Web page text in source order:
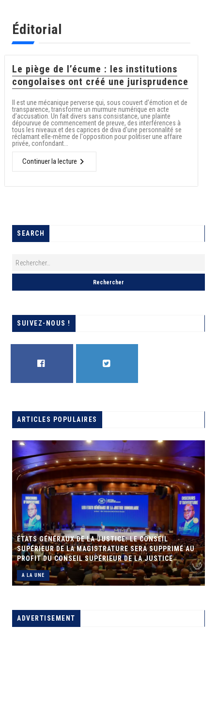
Éditorial
Le piège de l’écume : les institutions
congolaises ont créé une jurisprudence
Il est une mécanique perverse qui, sous couvert d’émotion et de
transparence, transforme un murmure numérique en acte
d’accusation. Un fait divers sans consistance, une plainte
dépourvue de commencement de preuve, des interférences à
tous les niveaux et des caprices de diva d'une personnalité se
réclamant elle-même de l'opposition pour politiser une affaire
privée, confondant...
Continuer la lecture
SEARCH
SUIVEZ-NOUS !
ARTICLES POPULAIRES
JUSTICE: LE CONSEIL
SERA SUPPRIMÉ AU
DE LA JUSTICE
RECONSTRUIRE LE KASAÏ’’
ADVERTISEMENT